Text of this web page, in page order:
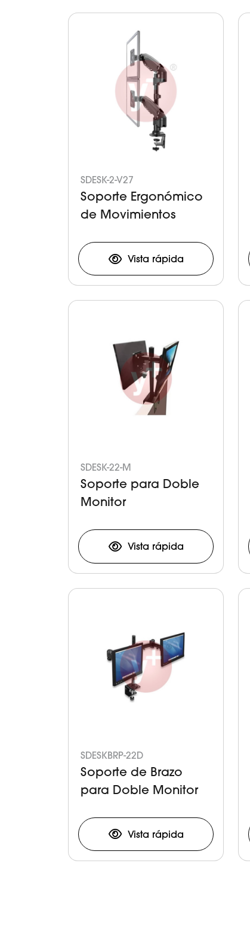
SDESK-2-V27
Soporte Ergonómico
de Movimientos
Doble Monitor
Vista rápida
SDESK-22-M
Soporte para Doble
Monitor
Vista rápida
SDESKBRP-22D
Soporte de Brazo
para Doble Monitor
Vista rápida